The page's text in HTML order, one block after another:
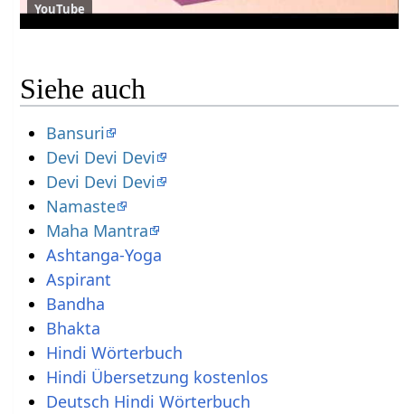
YouTube
Siehe auch
Bansuri
Devi Devi Devi
Devi Devi Devi
Namaste
Maha Mantra
Ashtanga-Yoga
Aspirant
Bandha
Bhakta
Hindi Wörterbuch
Hindi Übersetzung kostenlos
Deutsch Hindi Wörterbuch